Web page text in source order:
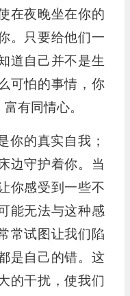
在夜晚坐在你的
。只要给他们一
道自己并不是生
可怕的事情，你
有同情心。
你的真实自我；
边守护着你。当
你感受到一些不
能无法与这种感
常试图让我们陷
是自己的错。这
的干扰，使我们